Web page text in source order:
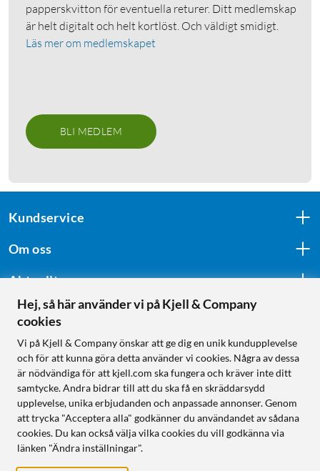
papperskvitton för eventuella returer. Ditt medlemskap
är helt digitalt och helt kortlöst. Och väldigt smidigt.
Läs mer om medlemskapet
BLI MEDLEM
Kundservice
Om oss
Aktuellt
Följ oss
Handla från:
Sverige
Norge
Hej, så här använder vi på Kjell & Company
cookies
Vi på Kjell & Company önskar att ge dig en unik kundupplevelse
och för att kunna göra detta använder vi cookies. Några av dessa
är nödvändiga för att kjell.com ska fungera och kräver inte ditt
samtycke. Andra bidrar till att du ska få en skräddarsydd
upplevelse, unika erbjudanden och anpassade annonser. Genom
att trycka "Acceptera alla" godkänner du användandet av sådana
cookies. Du kan också välja vilka cookies du vill godkänna via
länken "Ändra inställningar".